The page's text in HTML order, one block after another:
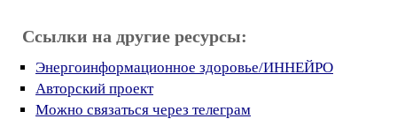
Ссылки на другие ресурсы:
Энергоинформационное здоровье/ИННЕЙРО
Авторский проект
Можно связаться через телеграм